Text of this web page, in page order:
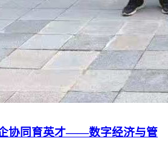
协同育英才——数字经济与管